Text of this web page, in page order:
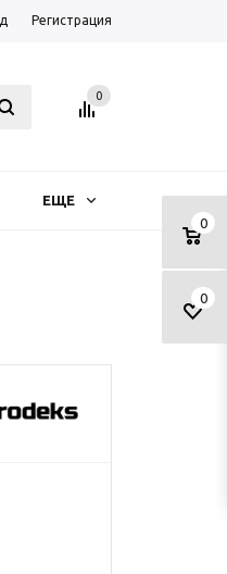
Регистрация
0
0
0
ЕЩЕ